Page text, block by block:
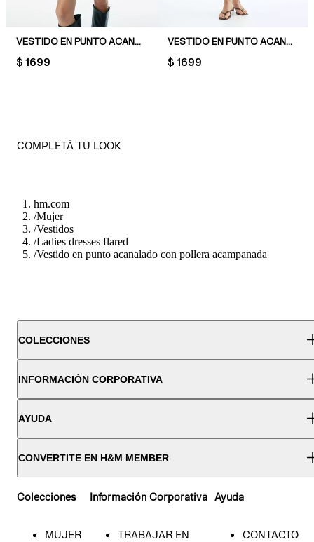
VESTIDO EN PUNTO ACANALADO CON POLLERA ACAMPANADA
PRICE:
$ 1699
VESTIDO EN PUNTO ACANALADO
PRICE:
$ 1699
COMPLETÁ TU LOOK
hm.com
/Mujer
/Vestidos
/Ladies dresses flared
/Vestido en punto acanalado con pollera acampanada
COLECCIONES
INFORMACIÓN CORPORATIVA
AYUDA
CONVERTITE EN H&M MEMBER
Colecciones
MUJER
Información Corporativa
TRABAJAR EN
Ayuda
CONTACTO